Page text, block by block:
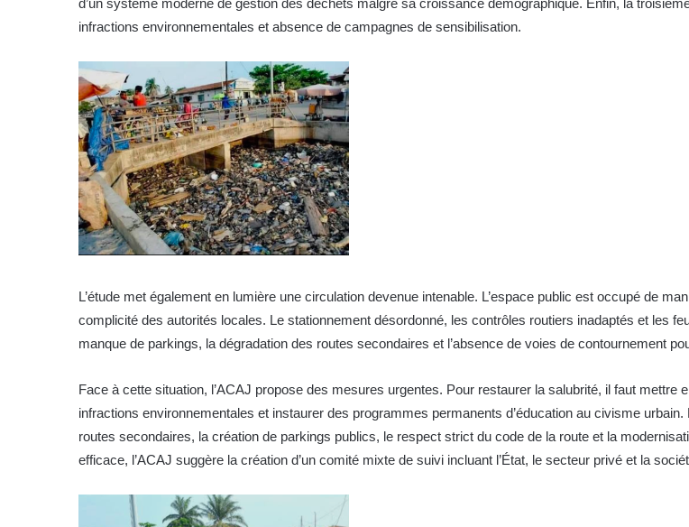
infractions environnementales et absence de campagnes de sensibilisation.
L’étude met également en lumière une circulation devenue intenable. L’espace public est occupé de
complicité des autorités locales. Le stationnement désordonné, les contrôles routiers inadaptés et les
manque de parkings, la dégradation des routes secondaires et l’absence de voies de contournement
Face à cette situation, l’ACAJ propose des mesures urgentes. Pour restaurer la salubrité, il faut
infractions environnementales et instaurer des programmes permanents d’éducation au civisme
routes secondaires, la création de parkings publics, le respect strict du code de la route et la
efficace, l’ACAJ suggère la création d’un comité mixte de suivi incluant l’État, le secteur privé et la